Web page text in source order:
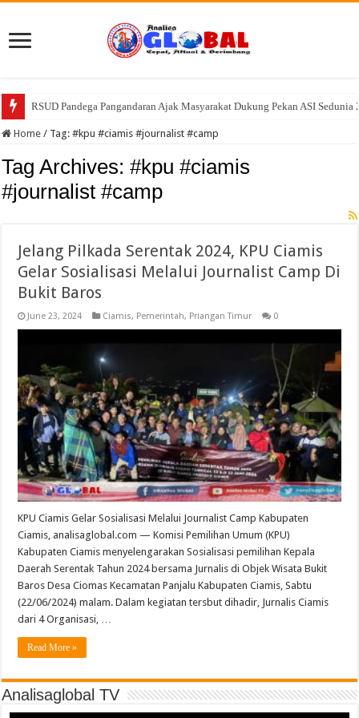
RSUD Pandega Pangandaran Ajak Masyarakat Dukung Pekan ASI
RSUD Pandega Pangandaran Ajak Masyarakat Kenali Bahaya Anemia
Home / Tag:#kpu #ciamis #journalist #camp
Tag Archives:#kpu #ciamis
#journalist #camp
Jelang Pilkada Serentak 2024, KPU Ciamis
Gelar Sosialisasi Melalui Journalist Camp Di
Bukit Baros
June 23, 2024 Ciamis, Pemerintah, Priangan Timur 0
KPU Ciamis Gelar Sosialisasi Melalui Journalist Camp Kabupaten
Ciamis, analisaglobal.com — Komisi Pemilihan Umum (KPU)
Kabupaten Ciamis menyelengarakan Sosialisasi pemilihan Kepala
Daerah Serentak Tahun 2024 bersama Jurnalis di Objek Wisata Bukit
Baros Desa Ciomas Kecamatan Panjalu Kabupaten Ciamis, Sabtu
(22/06/2024) malam. Dalam kegiatan tersbut dihadir, Jurnalis Ciamis
dari 4 Organisasi, …
Read More »
Analisaglobal TV